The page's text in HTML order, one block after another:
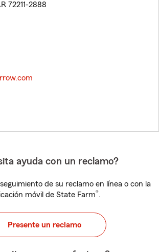
72211-2888
ayuda con un reclamo?
de su reclamo en línea o con la
móvil de State Farm®.
Presente un reclamo